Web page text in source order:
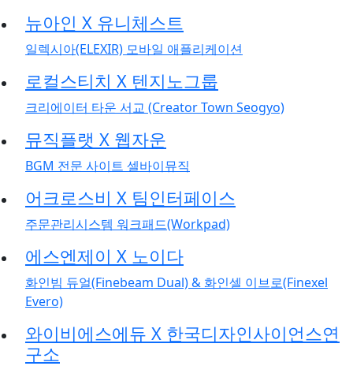
뉴아인 X 유니체스트
일렉시아(ELEXIR) 모바일 애플리케이션
로컬스티치 X 텐지노그룹
크리에이터 타운 서교 (Creator Town Seogyo)
뮤직플랫 X 웹자운
BGM 전문 사이트 셀바이뮤직
어크로스비 X 팀인터페이스
주문관리시스템 워크패드(Workpad)
에스엔제이 X 노이다
화인빔 듀얼(Finebeam Dual) & 화인셀 이브로(Finexel
Evero)
와이비에스에듀 X 한국디자인사이언스연
구소